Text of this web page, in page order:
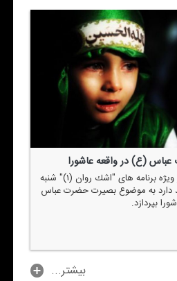
(ع) در واقعه عاشورا
رادیو اقتصاد در ویژه برنامه های "اشك روان (۱)" شنبه
دارد به موضوع بصیرت حضرت عباس
بپردازد.
...بیشتر